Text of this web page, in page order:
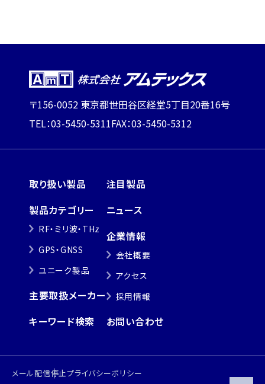
〒156-0052 東京都世田谷区経堂5丁目20番16号
TEL：03-5450-5311FAX：03-5450-5312
取り扱い製品
製品カテゴリー
RF・ミリ波・THz
GPS・GNSS
ユニーク製品
主要取扱メーカー
キーワード検索
注目製品
ニュース
企業情報
会社概要
アクセス
採用情報
お問い合わせ
メール配信停止プライバシーポリシー